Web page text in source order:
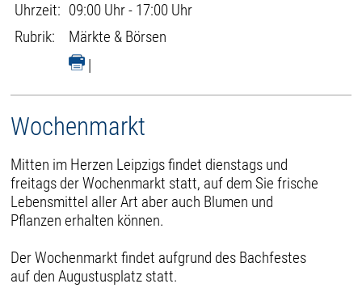
Uhrzeit: 09:00 Uhr - 17:00 Uhr
Rubrik:
Märkte & Börsen
|
Wochenmarkt
Mitten im Herzen Leipzigs findet dienstags und
freitags der Wochenmarkt statt, auf dem Sie frische
Lebensmittel aller Art aber auch Blumen und
Pflanzen erhalten können.
Der Wochenmarkt findet aufgrund des Bachfestes
auf den Augustusplatz statt.